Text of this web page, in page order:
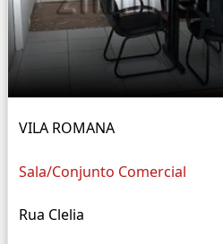
VILA ROMANA
Sala/Conjunto Comercial
Rua Clelia